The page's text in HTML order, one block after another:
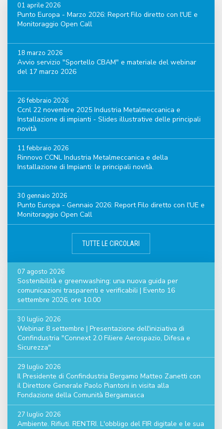
01 aprile 2026
Punto Europa - Marzo 2026: Report Filo diretto con l'UE e
Monitoraggio Open Call
18 marzo 2026
Avvio servizio "Sportello CBAM" e materiale del webinar
del 17 marzo 2026
26 febbraio 2026
Ccnl 22 novembre 2025 Industria Metalmeccanica e
Installazione di impianti - Slides illustrative delle principali
novità
11 febbraio 2026
Rinnovo CCNL Industria Metalmeccanica e della
Installazione di Impianti: le principali novità.
30 gennaio 2026
Punto Europa - Gennaio 2026: Report Filo diretto con l'UE e
Monitoraggio Open Call
TUTTE LE CIRCOLARI
07 agosto 2026
Sostenibilità e greenwashing: una nuova guida per
comunicazioni trasparenti e verificabili | Evento 16
settembre 2026, ore 10.00
30 luglio 2026
Webinar 8 settembre | Presentazione dell'iniziativa di
Confindustria "Connext 2.0 Filiere Aerospazio, Difesa e
Sicurezza"
29 luglio 2026
Il Presidente di Confindustria Bergamo Matteo Zanetti con
il Direttore Generale Paolo Piantoni in visita alla
Fondazione della Comunità Bergamasca
27 luglio 2026
Ambiente. Rifiuti. RENTRI. L'obbligo del FIR digitale e le sua